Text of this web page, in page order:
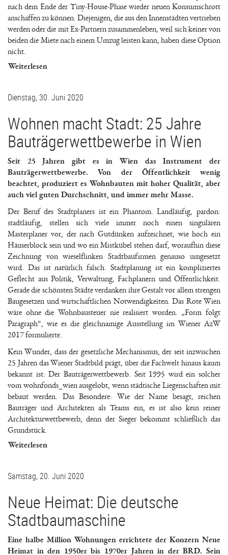
nach dem Ende der Tiny-House-Phase wieder neuen Konsumschrott
anschaffen zu können. Diejenigen, die aus den Innenstädten vertrieben
werden oder die mit Ex-Partnern zusammenleben, weil sich keiner von
beiden die Miete nach einem Umzug leisten kann, haben diese Option
nicht.
Weiterlesen
Dienstag, 30. Juni 2020
Wohnen macht Stadt: 25 Jahre
Bauträgerwettbewerbe in Wien
Seit 25 Jahren gibt es in Wien das Instrument der
Bauträgerwettbewerbe. Von der Öffentlichkeit wenig
beachtet, produziert es Wohnbauten mit hoher Qualität, aber
auch viel guten Durchschnitt, und immer mehr Masse.
Der Beruf des Stadtplaners ist ein Phantom. Landläufig, pardon:
stadtläufig, stellen sich viele immer noch einen singulären
Masterplaner vor, der nach Gutdünken aufzeichnet, wie hoch ein
Häuserblock sein und wo ein Mistkübel stehen darf, woraufhin diese
Zeichnung von wieselflinken Stadtbaufirmen genauso umgesetzt
wird. Das ist natürlich falsch. Stadtplanung ist ein kompliziertes
Geflecht aus Politik, Verwaltung, Fachplanern und Öffentlichkeit.
Gerade die schönsten Städte verdanken ihre Gestalt vor allem strengen
Baugesetzen und wirtschaftlichen Notwendigkeiten. Das Rote Wien
wäre ohne die Wohnbausteuer nie realisiert worden. „Form folgt
Paragraph“, wie es die gleichnamige Ausstellung im Wiener AzW
2017 formulierte.
Kein Wunder, dass der gesetzliche Mechanismus, der seit inzwischen
25 Jahren das Wiener Stadtbild prägt, über die Fachwelt hinaus kaum
bekannt ist: Der Bauträgerwettbewerb. Seit 1995 wird ein solcher
vom wohnfonds_wien ausgelobt, wenn städtische Liegenschaften mit
bebaut werden. Das Besondere: Wie der Name besagt, reichen
Bauträger und Architekten als Teams ein, es ist also kein reiner
Architekturwettbewerb, denn der Sieger bekommt schließlich das
Grundstück.
Weiterlesen
Samstag, 20. Juni 2020
Neue Heimat: Die deutsche
Stadtbaumaschine
Eine halbe Million Wohnungen errichtete der Konzern Neue
Heimat in den 1950er bis 1970er Jahren in der BRD. Sein